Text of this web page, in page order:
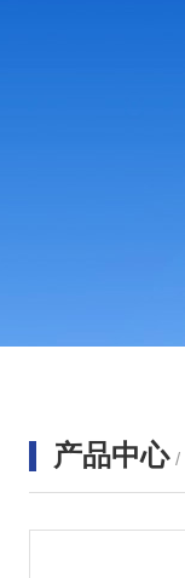
产品中心 /